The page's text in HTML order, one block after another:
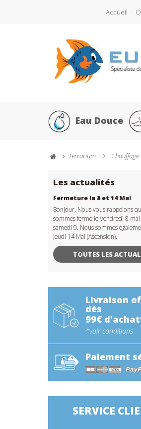
Accueil
Eau Douce
Terrarium Chauffage
Les actualités
Fermeture le 8 et 14 Mai
Bonjour, Nous vous rappelons
sommes fermé le Vendredi 8
samedi 9. Nous sommes
Jeudi 14 Mai (Ascension).
TOUTES LES
Livraison
dès
99€
*voir conditions
Paiement
SERVICE